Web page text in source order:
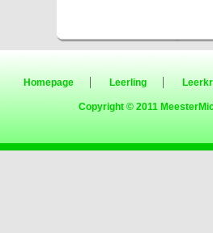
Homepage Leerling
Copyright © 2011